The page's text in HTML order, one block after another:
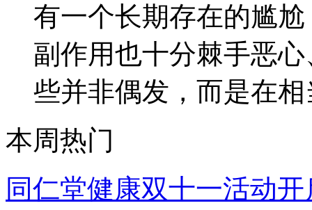
有一个长期存在的尴
副作用也十分棘手恶
些并非偶发，而是在相
本周热门
同仁堂健康双十一活动